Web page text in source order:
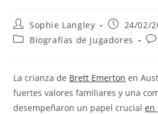
Post
author:
Sophie Langley
Post
published:
24/02/
PostBiografías de Jugadores
La crianza de Brett Emerton en
fuertes valores familiares y una
desempeñaron un papel crucialen